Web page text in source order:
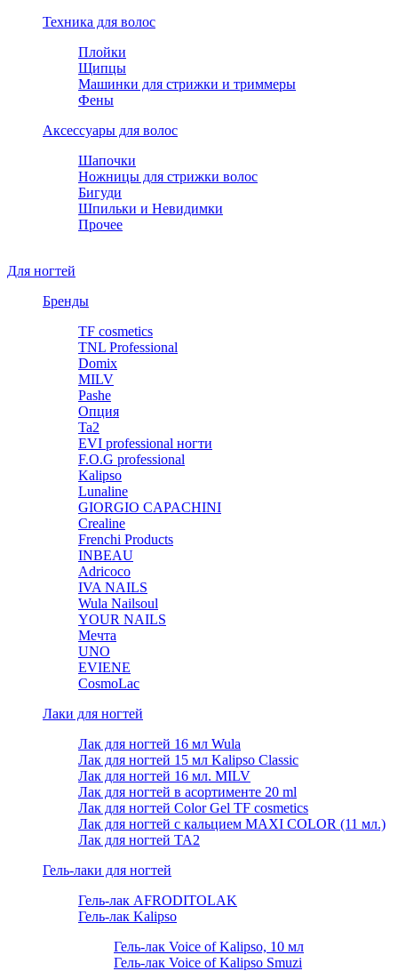
Техника для волос
Плойки
Щипцы
Машинки для стрижки и триммеры
Фены
Аксессуары для волос
Шапочки
Ножницы для стрижки волос
Бигуди
Шпильки и Невидимки
Прочее
Для ногтей
Бренды
TF cosmetics
TNL Professional
Domix
MILV
Pashe
Опция
Ta2
EVI professional ногти
F.O.G professional
Kalipso
Lunaline
GIORGIO CAPACHINI
Crealine
Frenchi Products
INBEAU
Adricoco
IVA NAILS
Wula Nailsoul
YOUR NAILS
Мечта
UNO
EVIENE
CosmoLac
Лаки для ногтей
Лак для ногтей 16 мл Wula
Лак для ногтей 15 мл Kalipso Classic
Лак для ногтей 16 мл. MILV
Лак для ногтей в асортименте 20 ml
Лак для ногтей Color Gel TF cosmetics
Лак для ногтей с кальцием MAXI COLOR (11 мл.)
Лак для ногтей TA2
Гель-лаки для ногтей
Гель-лак AFRODITOLAK
Гель-лак Kalipso
Гель-лак Voice of Kalipso, 10 мл
Гель-лак Voice of Kalipso Smuzi